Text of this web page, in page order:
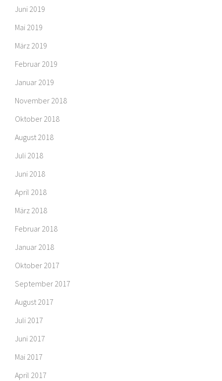
Juni 2019
Mai 2019
März 2019
Februar 2019
Januar 2019
November 2018
Oktober 2018
August 2018
Juli 2018
Juni 2018
April 2018
März 2018
Februar 2018
Januar 2018
Oktober 2017
September 2017
August 2017
Juli 2017
Juni 2017
Mai 2017
April 2017